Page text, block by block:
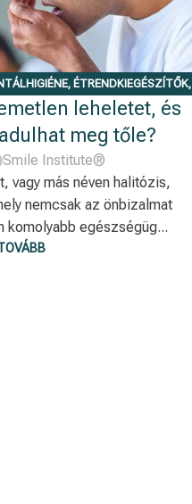
, ÉTRENDKIEGÉSZÍTŐK,
MAKEOVER leheletet, és
meg tőle?
Smile Institute®
vagy más néven halitózis,
nemcsak az önbizalmat
komolyabb egészségüg...